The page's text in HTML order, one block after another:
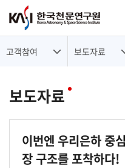
고객참여 보도자료
보도자료
이번엔 우리은하 중
장 구조를 포착하다!